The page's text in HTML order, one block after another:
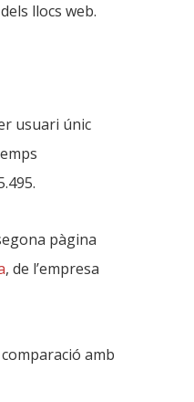
llocs web.
usuari únic
pàgina
, de l’empresa
amb